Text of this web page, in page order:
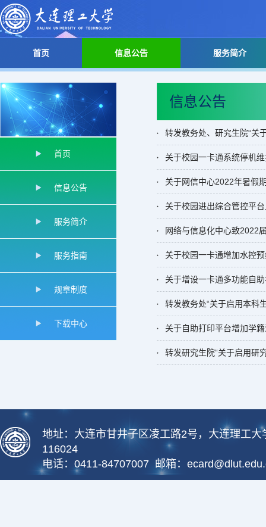
首页 信息公告 服务简介
首页
信息公告
服务简介
服务指南
规章制度
下载中心
信息公告
关于校园一卡通系统停机
关于网信中心2022年暑假
关于校园进出综合管控平
网络与信息化中心致2022
关于校园一卡通增加水控
关于增设一卡通多功能自
转发教务处“关于启用本科
转发研究生院“关于启用研
地址：大连市甘井子区凌工路2号，大连理工
116024
电话：0411-84707007 邮箱：